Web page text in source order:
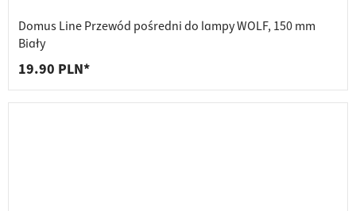
Domus Line Przewód pośredni do lampy WOLF, 150 mm
Biały
19.90 PLN*